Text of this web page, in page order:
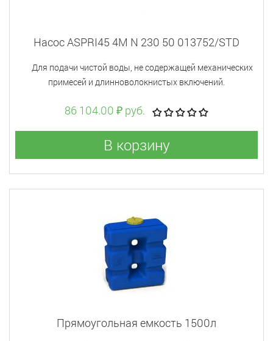
Насос ASPRI45 4M N 230 50 013752/STD
Для подачи чистой воды, не содержащей механических
примесей и длинноволокнистых включений.
86 104.00 ₽ руб.
В корзину
Прямоугольная емкость 1500л